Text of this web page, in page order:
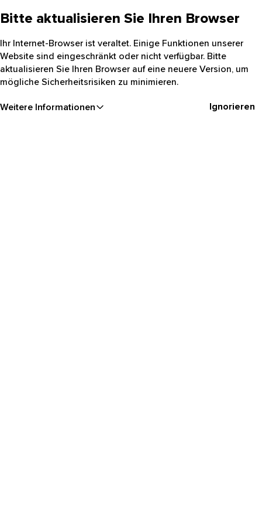
Bitte aktualisieren Sie Ihren Browser
Ihr Internet-Browser ist veraltet. Einige Funktionen unserer
Website sind eingeschränkt oder nicht verfügbar. Bitte
aktualisieren Sie Ihren Browser auf eine neuere Version, um
mögliche Sicherheitsrisiken zu minimieren.
Weitere Informationen Ignorieren